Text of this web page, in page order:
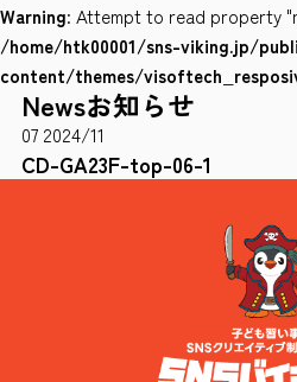
0120-
［受付時間］ 9：00～18：00 ※土・
お問い合わせはこ
Warning: Attempt to read property
/home/htk00001/sns-viking.jp/
content/themes/
Newsお知らせ
07 2024/11
CD-GA23F-top-06-1